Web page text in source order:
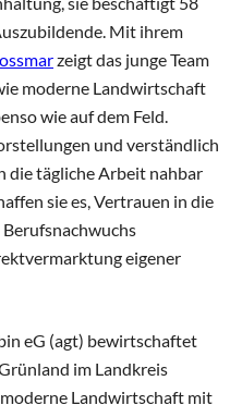
Mit ihrem
zeigt das junge Team
moderne Landwirtschaft
wie auf dem Feld.
und verständlich
die tägliche Arbeit nahbar
sie es, Vertrauen in die
eigener
eG (agt) bewirtschaftet
im Landkreis
Landwirtschaft mit